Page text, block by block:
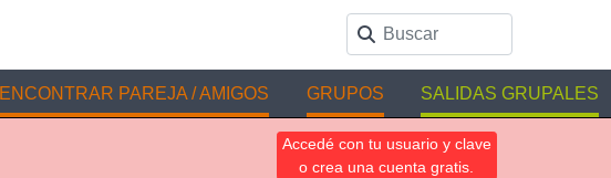
ENCONTRAR PAREJA / AMIGOS GRUPOS SALIDAS GRUPALES
Accedé con tu usuario y clave
o crea una cuenta gratis.